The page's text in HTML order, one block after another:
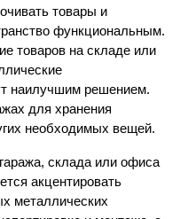
товары и
функциональным.
товаров на складе или
наилучшим решением.
для хранения
необходимых вещей.
склада или офиса
акцентировать
металлических